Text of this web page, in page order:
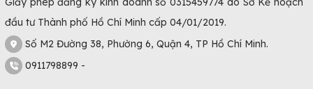
đầu tư Thành phố Hồ Chí Minh cấp 04/01/2019.
Số M2 Đường 38, Phường 6, Quận 4, TP Hồ Chí Minh.
0911798899 -